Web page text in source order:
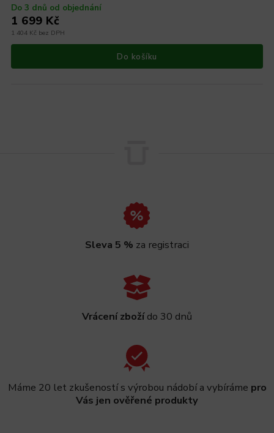
Do 3 dnů od objednání
1 404 Kč bez DPH
1 699 Kč
Do košíku
Sleva 5 % za registraci
Vrácení zbožído 30 dnů
Máme 20 let zkušeností s výrobou nádobí a vybíráme pro
Vás jen ověřené produkty